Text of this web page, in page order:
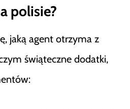
polisie?
jaką agent otrzyma z
świąteczne dodatki,